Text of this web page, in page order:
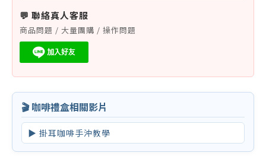
💬 聯絡真人客服
商品問題 / 大量團購 / 操作問題
🎬 咖啡禮盒相關影片
▶ 掛耳咖啡手沖教學